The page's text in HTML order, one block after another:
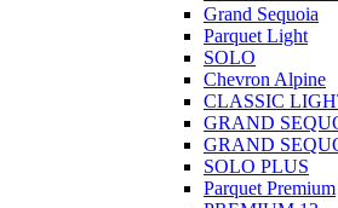
Grand Sequoia
Parquet Light
SOLO
Chevron Alpine
CLASSIC
GRAND
GRAND
SOLO PLUS
Parquet Premium